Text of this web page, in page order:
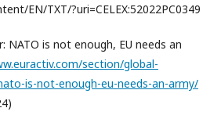
EN/TXT/?uri=CELEX:52022PC0349
NATO is not enough, EU needs an
section/global-
is-not-enough-eu-needs-an-army/